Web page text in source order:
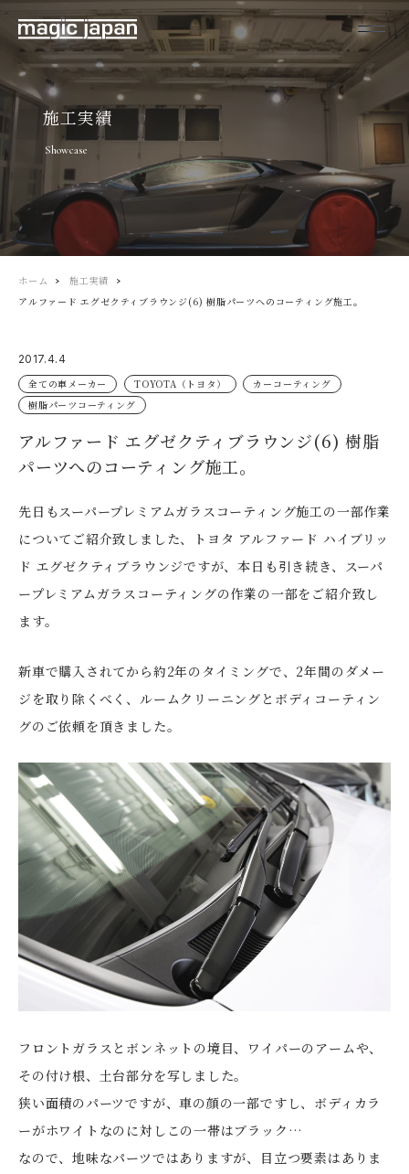
施工実績
Showcase
ホーム
施工実績
アルファード エグゼクティブラウンジ(6) 樹脂パーツへのコーティング施工。
2017.4.4
全ての車メーカー
TOYOTA（トヨタ）
カーコーティング
樹脂パーツコーティング
アルファード エグゼクティブラウンジ(6) 樹脂
パーツへのコーティング施工。
先日もスーパープレミアムガラスコーティング施工の一部作業
についてご紹介致しました、トヨタ アルファード ハイブリッ
ド エグゼクティブラウンジですが、本日も引き続き、スーパ
ープレミアムガラスコーティングの作業の一部をご紹介致し
ます。
新車で購入されてから約2年のタイミングで、2年間のダメー
ジを取り除くべく、ルームクリーニングとボディコーティン
グのご依頼を頂きました。
フロントガラスとボンネットの境目、ワイパーのアームや、
その付け根、土台部分を写しました。
狭い面積のパーツですが、車の顔の一部ですし、ボディカラ
ーがホワイトなのに対しこの一帯はブラック…
なので、地味なパーツではありますが、目立つ要素はありま